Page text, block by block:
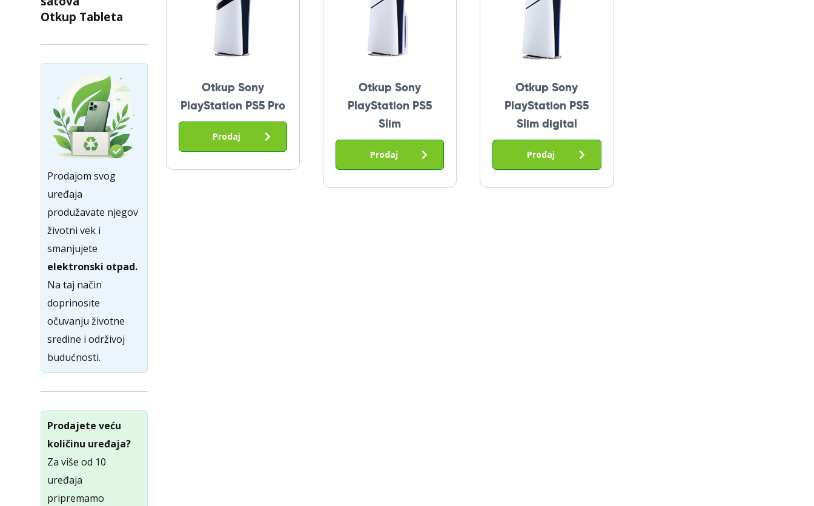
Otkup Tableta
Prodajom svog
uređaja
produžavate njegov
životni vek i
smanjujete
elektronski otpad.
Na taj način
doprinosite
očuvanju životne
sredine i održivoj
budućnosti.
Prodajete veću
količinu uređaja?
Za više od 10
uređaja
pripremamo
Otkup Sony
PlayStation PS5 Pro
Prodaj
Otkup Sony
PlayStation PS5
Slim
Prodaj
Otkup Sony
PlayStation PS5
Slim digital
Prodaj